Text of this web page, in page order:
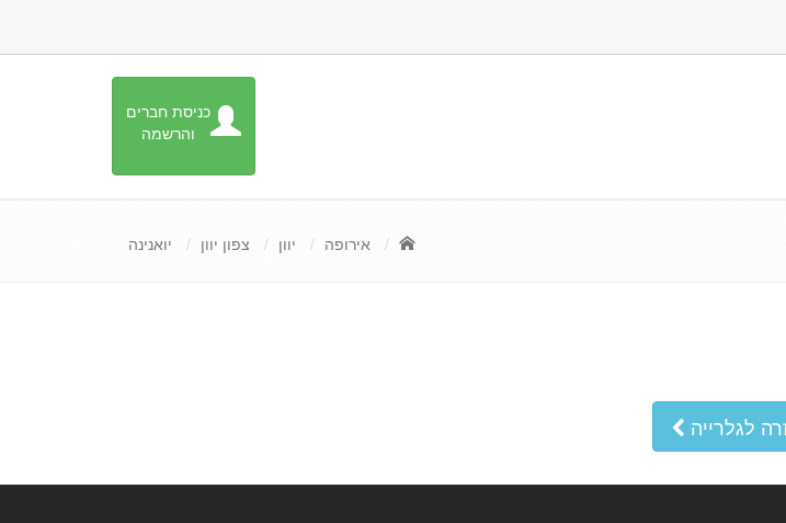
כניסת חברים
והרשמה
אירופה יוון צפון יוון יואנינה
לגלרייה